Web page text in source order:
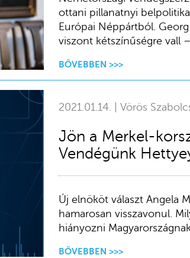
ottani pillanatnyi
Európai Néppártból.
viszont kétszínűségre vall
BŐVEBBEN >>>
2021.01.14. | Vörös
Jön a Merkel-
Vendégünk
Új elnököt választ Angela
hamarosan visszavonul.
hiányozni
BŐVEBBEN >>>